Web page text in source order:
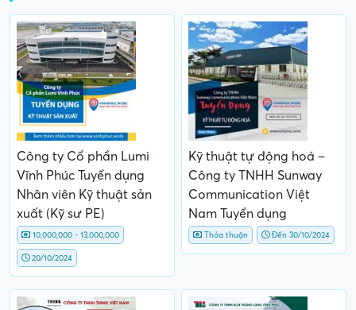
Công ty Cổ phần Lumi
Vĩnh Phúc Tuyển dụng
Nhân viên Kỹ thuật sản
xuất (Kỹ sư PE)
10,000,000 - 13,000,000
20/10/2024
Kỹ thuật tự động hoá –
Công ty TNHH Sunway
Communication Việt
Nam Tuyển dụng
Thỏa thuận Đến 30/10/2024